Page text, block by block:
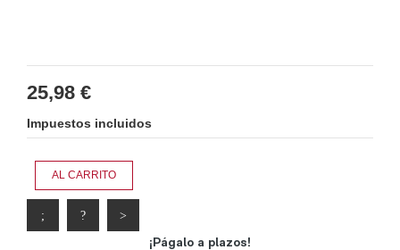
25,98 €
Impuestos incluidos
AL CARRITO